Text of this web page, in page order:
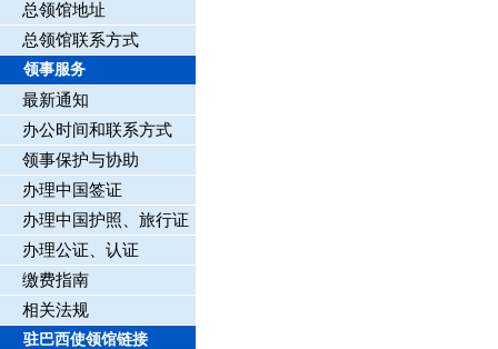
总领馆地址
总领馆联系方式
领事服务
最新通知
办公时间和联系方式
领事保护与协助
办理中国签证
办理中国护照、旅行证
办理公证、认证
缴费指南
相关法规
驻巴西使领馆链接